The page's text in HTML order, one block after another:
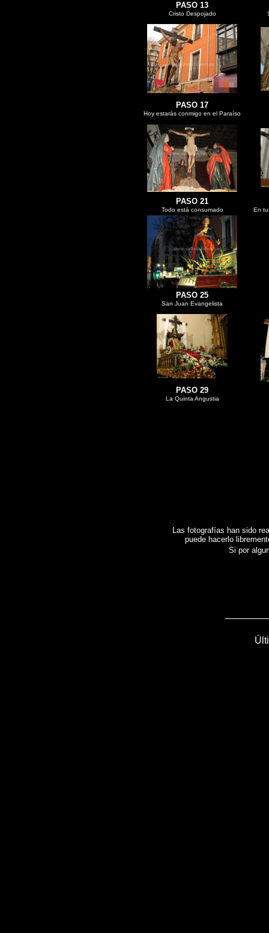
PASO 13
Cristo Despojado
PASO 17
Hoy estarás conmigo en el Paraíso
PASO 21
Todo está consumado En
PASO 25
San Juan Evangelista
PASO 29
La Quinta Angustia
Las fotografías han sido
puede hacerlo
Si por